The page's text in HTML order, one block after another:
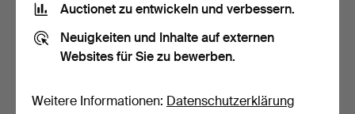
Auctionet zu entwickeln und verbessern.
Neuigkeiten und Inhalte auf externen
Websites für Sie zu bewerben.
Weitere Informationen: Datenschutzerklärung